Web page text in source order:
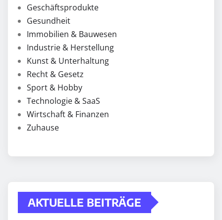
Geschäftsprodukte
Gesundheit
Immobilien & Bauwesen
Industrie & Herstellung
Kunst & Unterhaltung
Recht & Gesetz
Sport & Hobby
Technologie & SaaS
Wirtschaft & Finanzen
Zuhause
AKTUELLE BEITRÄGE